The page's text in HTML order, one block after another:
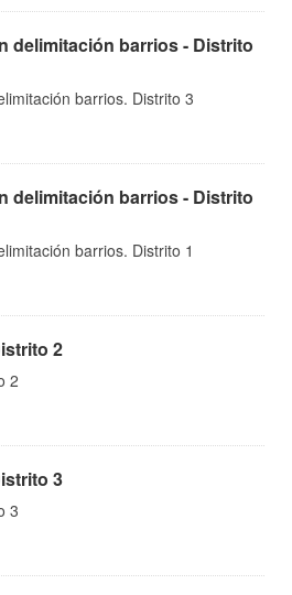
delimitación barrios - Distrito
barrios. Distrito 3
delimitación barrios - Distrito
barrios. Distrito 1
2
2
3
3